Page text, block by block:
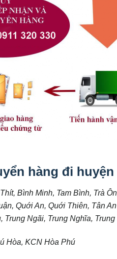
hàng đi
Bình Minh, Tam Bình, Trà
Quới An, Quới Thiên, Tân
Trung Ngãi, Trung Nghĩa,
Hòa, KCN Hòa Phú